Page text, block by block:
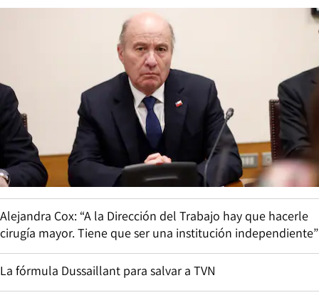
Alejandra Cox: “A la Dirección del Trabajo hay que hacerle
cirugía mayor. Tiene que ser una institución independiente”
La fórmula Dussaillant para salvar a TVN